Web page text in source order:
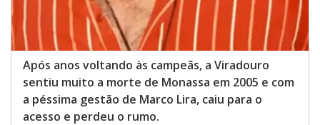
Após anos voltando às campeãs, a Viradouro
sentiu muito a morte de Monassa em 2005 e com
a péssima gestão de Marco Lira, caiu para o
acesso e perdeu o rumo.